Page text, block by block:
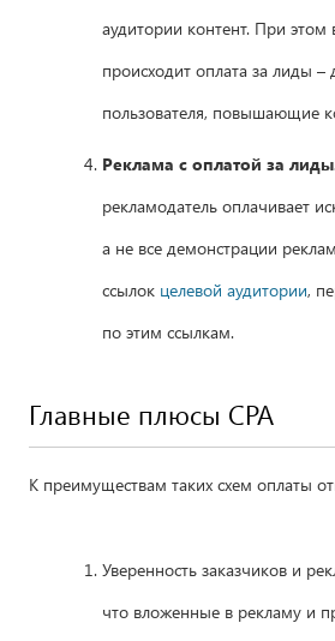
аудитории контент. При
происходит оплата за лиды –
пользователя, повышающие
Реклама с оплатой за
рекламодатель оплачивает
а не все демонстрации
ссылок целевой аудитории,
по этим ссылкам.
Главные плюсы СРА
К преимуществам таких схем оплаты
Уверенность заказчиков и
что вложенные в рекламу и